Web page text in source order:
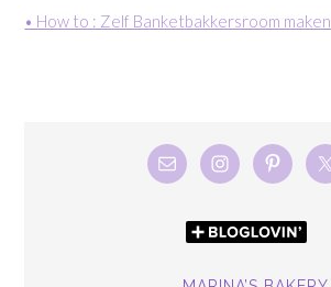
• How to : Zelf Banketbakkersroom maken